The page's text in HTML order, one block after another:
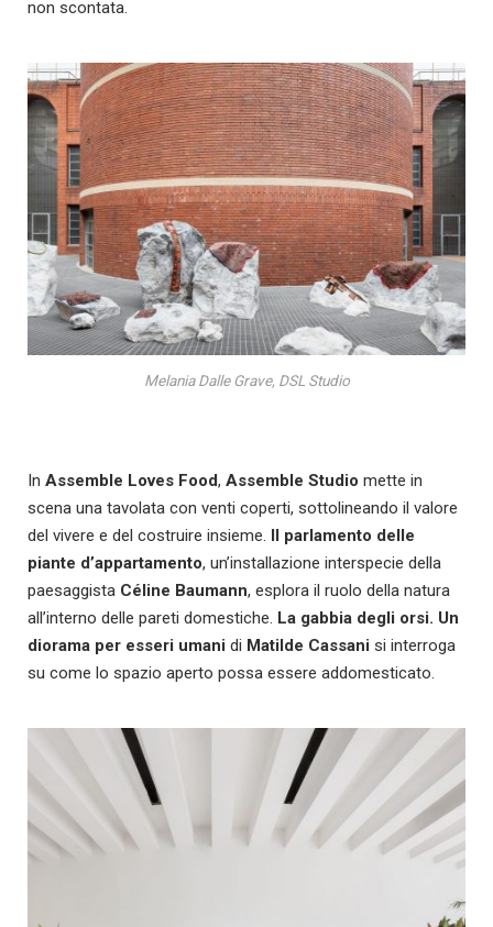
non scontata.
Melania Dalle Grave, DSL Studio
In Assemble Loves Food, Assemble Studio mette in
scena una tavolata con venti coperti, sottolineando il valore
del vivere e del costruire insieme. Il parlamento delle
piante d’appartamento, un’installazione interspecie della
paesaggista Céline Baumann, esplora il ruolo della natura
all’interno delle pareti domestiche. La gabbia degli orsi. Un
diorama per esseri umani di Matilde Cassani si interroga
su come lo spazio aperto possa essere addomesticato.